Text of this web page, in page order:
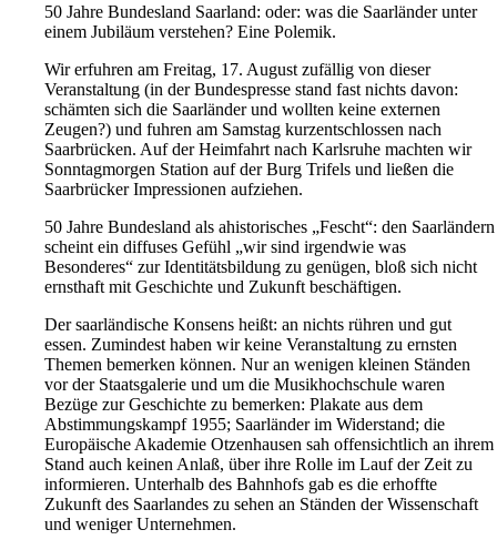
50 Jahre Bundesland Saarland: oder: was die Saarländer unter
einem Jubiläum verstehen? Eine Polemik.
Wir erfuhren am Freitag, 17. August zufällig von dieser
Veranstaltung (in der Bundespresse stand fast nichts davon:
schämten sich die Saarländer und wollten keine externen
Zeugen?) und fuhren am Samstag kurzentschlossen nach
Saarbrücken. Auf der Heimfahrt nach Karlsruhe machten wir
Sonntagmorgen Station auf der Burg Trifels und ließen die
Saarbrücker Impressionen aufziehen.
50 Jahre Bundesland als ahistorisches „Fescht“: den Saarländern
scheint ein diffuses Gefühl „wir sind irgendwie was
Besonderes“ zur Identitätsbildung zu genügen, bloß sich nicht
ernsthaft mit Geschichte und Zukunft beschäftigen.
Der saarländische Konsens heißt: an nichts rühren und gut
essen. Zumindest haben wir keine Veranstaltung zu ernsten
Themen bemerken können. Nur an wenigen kleinen Ständen
vor der Staatsgalerie und um die Musikhochschule waren
Bezüge zur Geschichte zu bemerken: Plakate aus dem
Abstimmungskampf 1955; Saarländer im Widerstand; die
Europäische Akademie Otzenhausen sah offensichtlich an ihrem
Stand auch keinen Anlaß, über ihre Rolle im Lauf der Zeit zu
informieren. Unterhalb des Bahnhofs gab es die erhoffte
Zukunft des Saarlandes zu sehen an Ständen der Wissenschaft
und weniger Unternehmen.